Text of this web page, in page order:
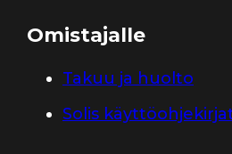
Omistajalle
Takuu ja huolto
Solis